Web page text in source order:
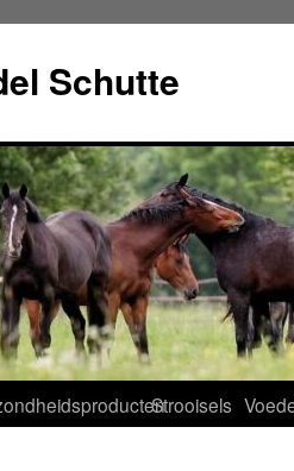
Schutte
Strooisels